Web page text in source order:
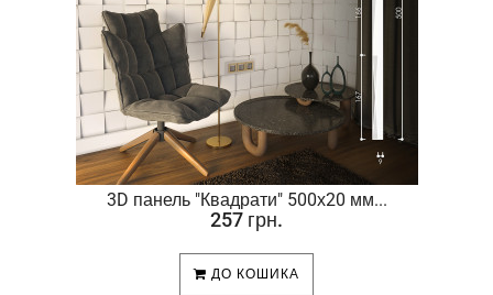
3D панель "Квадрати" 500х20 мм...
257 грн.
ДО КОШИКА